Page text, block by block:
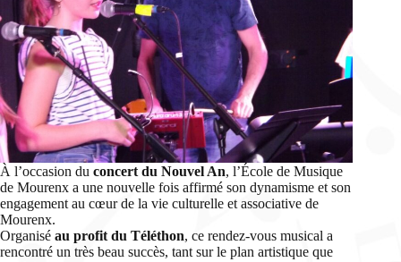
À l’occasion du concert du Nouvel An, l’École de Musique
de Mourenx a une nouvelle fois affirmé son dynamisme et son
engagement au cœur de la vie culturelle et associative de
Mourenx.
Organisé au profit du Téléthon, ce rendez-vous musical a
rencontré un très beau succès, tant sur le plan artistique que